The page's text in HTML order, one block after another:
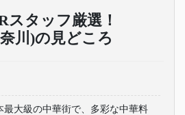
タッフ厳選！
川)の見どころ
最大級の中華街で、多彩な中華料